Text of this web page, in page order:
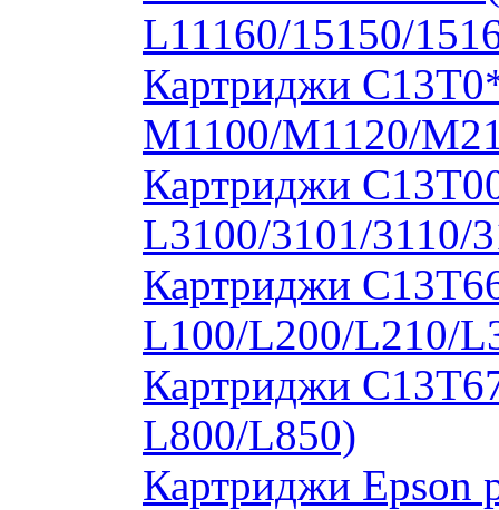
L11160/15150/
Картриджи
M1100/M1120/
Картриджи
L3100/3101/3110/
Картриджи
L100/L200/L210/
Картриджи
L800/L850)
Картриджи Epson